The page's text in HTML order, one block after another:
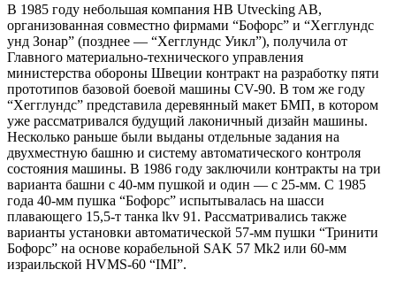
В 1985 году небольшая компания НВ Utvecking AB,
организованная совместно фирмами “Бофорс” и “Хегглундс
унд Зонар” (позднее — “Хегглундс Уикл”), получила от
Главного материально-технического управления
министерства обороны Швеции контракт на разработку пяти
прототипов базовой боевой машины CV-90. В том же году
“Хегглундс” представила деревянный макет БМП, в котором
уже рассматривался будущий лаконичный дизайн машины.
Несколько раньше были выданы отдельные задания на
двухместную башню и систему автоматического контроля
состояния машины. В 1986 году заключили контракты на три
варианта башни с 40-мм пушкой и один — с 25-мм. С 1985
года 40-мм пушка “Бофорс” испытывалась на шасси
плавающего 15,5-т танка lkv 91. Рассматривались также
варианты установки автоматической 57-мм пушки “Тринити
Бофорс” на основе корабельной SAK 57 Mk2 или 60-мм
израильской HVMS-60 “IMI”.